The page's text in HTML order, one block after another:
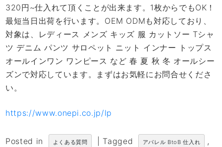
320円~仕入れて頂くことが出来ます。1枚からでもOK！
最短当日出荷を行います。OEM ODMも対応しており、
対象は、レディース メンズ キッズ 服 カットソー Tシャ
ツ デニム パンツ サロペット ニット インナー トップス
オールインワン ワンピース など 春 夏 秋 冬 オールシー
ズンで対応しています。まずはお気軽にお問合せくださ
い。
https://www.onepi.co.jp/lp
Posted in よくある質問 Tagged アパレル BtoB 仕入れ ,